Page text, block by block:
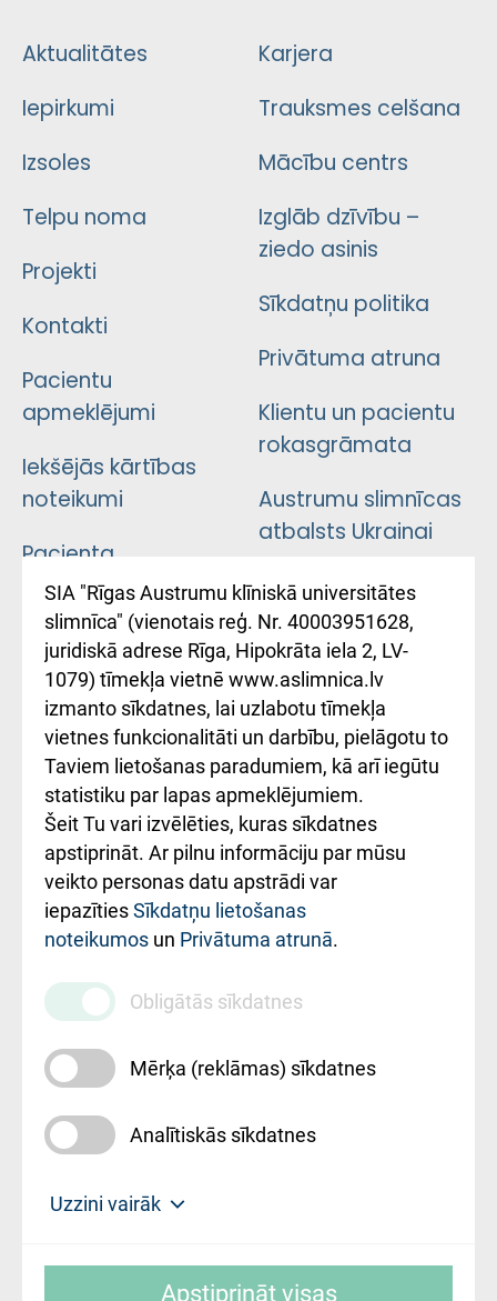
Aktualitātes
Iepirkumi
Izsoles
Telpu noma
Projekti
Kontakti
Pacientu
apmeklējumi
Iekšējās kārtības
noteikumi
Pacienta
atsauksmju/sūdzību
iesniegšanas
kārtība
Kā pie mums nokļūt
Rēķinu apmaksas
ceļvedis
Rekvizīti un
ārstniecības
iestādes kods
010000234
Maksas
pakalpojumu
cenrādis
Karjera
Trauksmes celšana
Mācību centrs
Izglāb dzīvību –
ziedo asinis
Sīkdatņu politika
Privātuma atruna
Klientu un pacientu
rokasgrāmata
Austrumu slimnīcas
atbalsts Ukrainai
Підтримка Східної
лікарні та співпраця з
Україною
SIA "Rīgas Austrumu klīniskā universitātes
slimnīca" (vienotais reģ. Nr. 40003951628,
juridiskā adrese Rīga, Hipokrāta iela 2, LV-
1079) tīmekļa vietnē www.aslimnica.lv
izmanto sīkdatnes, lai uzlabotu tīmekļa
vietnes funkcionalitāti un darbību, pielāgotu to
Taviem lietošanas paradumiem, kā arī iegūtu
statistiku par lapas apmeklējumiem.
Šeit Tu vari izvēlēties, kuras sīkdatnes
apstiprināt. Ar pilnu informāciju par mūsu
veikto personas datu apstrādi var
iepazītiesSīkdatņu lietošanas
noteikumos un Privātuma atrunā.
Obligātās sīkdatnes
Mērķa (reklāmas) sīkdatnes
Analītiskās sīkdatnes
Uzzini vairāk
slimnīca, turpmāk – Pārzinis, sīkdatņu
Apstiprināt visas